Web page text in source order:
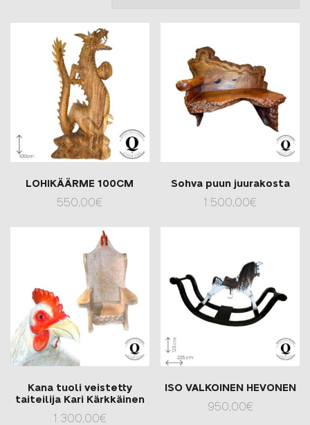
LOHIKÄÄRME 100CM
550,00€
Sohva puun juurakosta
1.500,00€
Kana tuoli veistetty
taiteilija Kari Kärkkäinen
1.300,00€
ISO VALKOINEN HEVONEN
950,00€